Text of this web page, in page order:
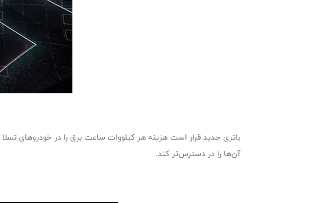
باتری جدید قرار است هزینه هر کیلووات ساعت برق را در خودروهای
آن‌ها را در دسترس‌تر کند.